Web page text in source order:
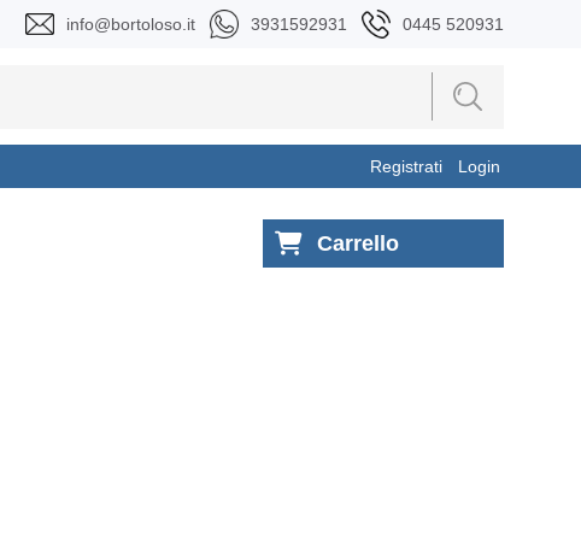
info@bortoloso.it 3931592931 0445 520931
Registrati Login
Carrello